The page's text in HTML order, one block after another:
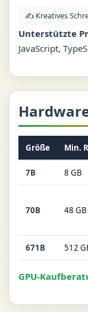
✍️ Kreatives
Unterstützte
JavaScript,
Größe Min.
7B 8 GB
70B 48 GB
671B 512
GPU-